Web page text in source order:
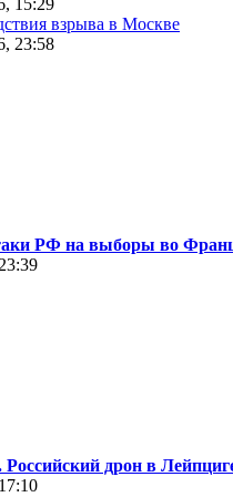
15:29
взрыва в Москве
23:58
РФ на выборы во
дрон в